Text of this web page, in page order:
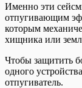
Именно эти
отпугивающим
которым
хищника или
Чтобы защитить
одного
отпугиватель.